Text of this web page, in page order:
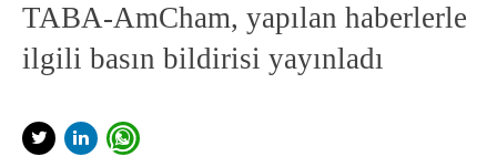
TABA-AmCham, yapılan haberlerle
ilgili basın bildirisi yayınladı